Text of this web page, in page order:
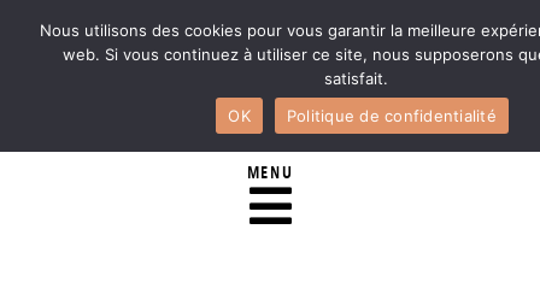
MENU
Nous utilisons des cookies pour vous garantir la meilleure
web. Si vous continuez à utiliser ce site, nous supposerons
satisfait.
OK
Politique de confidentialité